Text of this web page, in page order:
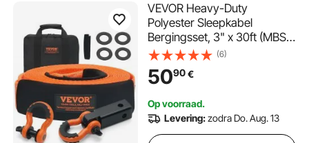
VEVOR Heavy-Duty
Polyester Sleepkabel
Bergingsset, 3" x 30ft (MBS-
36.000 lbs), Lierband,
Drievoudig Versterkte Lus,
Bergingsband + 2"
ringbeugel (2-pack) +
Opbergtas
(6)
5090€
Op voorraad.
Levering:zodra Do. Aug. 13